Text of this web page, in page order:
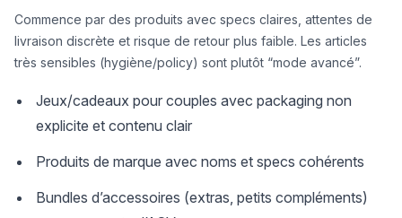
Commence par des produits avec specs claires, attentes de
livraison discrète et risque de retour plus faible. Les articles
très sensibles (hygiène/policy) sont plutôt “mode avancé”.
Jeux/cadeaux pour couples avec packaging non
explicite et contenu clair
Produits de marque avec noms et specs cohérents
Bundles d’accessoires (extras, petits compléments)